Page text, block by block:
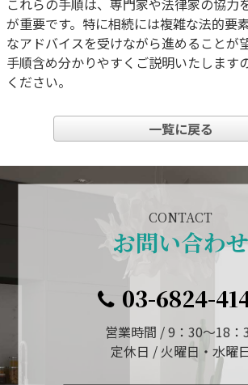
これらの手順は、専門家や法律家の協力
が重要です。特に相続には複雑な法的要
なアドバイスを受けながら進めることが
手順含め分かりやすくご説明いたします
ください。
一覧に戻る
CONTACT
お問い合わせ
03-6824-
営業時間 / 9：30～18：
定休日 / 火曜日・水曜